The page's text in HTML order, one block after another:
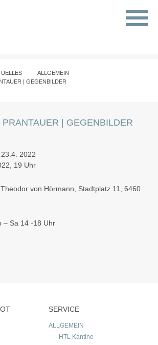
ALLGEMEIN
| GEGENBILDER
| GEGENBILDER
2022
19 Uhr
von Hörmann, Stadtplatz 11, 6460
– Sa 14 -18 Uhr
SERVICE
ALLGEMEIN
HTL Kantine